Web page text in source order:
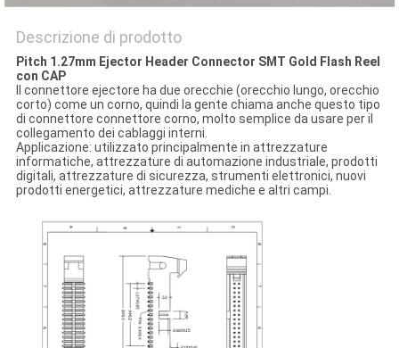
Descrizione di prodotto
Pitch 1.27mm Ejector Header Connector SMT Gold Flash Reel
con CAP
Il connettore ejectore ha due orecchie (orecchio lungo, orecchio
corto) come un corno, quindi la gente chiama anche questo tipo
di connettore connettore corno, molto semplice da usare per il
collegamento dei cablaggi interni.
Applicazione: utilizzato principalmente in attrezzature
informatiche, attrezzature di automazione industriale, prodotti
digitali, attrezzature di sicurezza, strumenti elettronici, nuovi
prodotti energetici, attrezzature mediche e altri campi.